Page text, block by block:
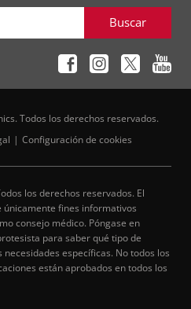
Buscar
Todos los derechos reservados.
Configuración de cookies
los derechos reservados. El
fines informativos
consejo médico. Póngase en
para saber qué tipo de
específicas. No todos los
están aprobados en todos los